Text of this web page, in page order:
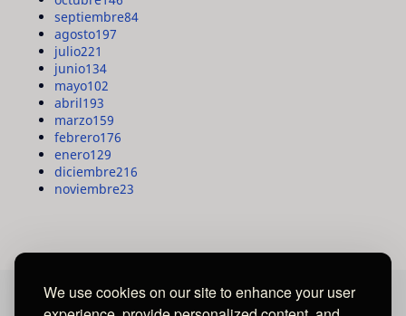
We use cookies on our site to enhance your user
septiembre84
agosto197
julio221
junio134
mayo102
abril193
marzo159
febrero176
enero129
diciembre216
noviembre23